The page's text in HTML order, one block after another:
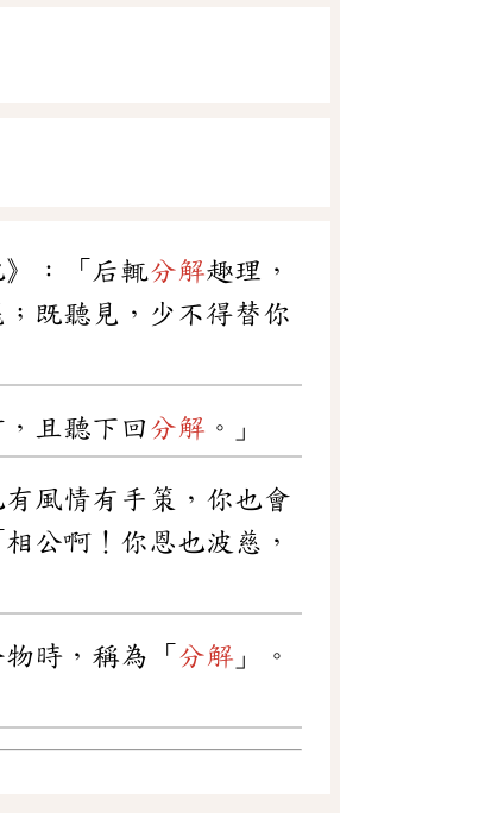
：「后輒分解趣理，
既聽見，少不得替你
且聽下回 分解 。」
風情有手策，你也會
公啊！你恩也波慈，
時，稱為「 分解 」。